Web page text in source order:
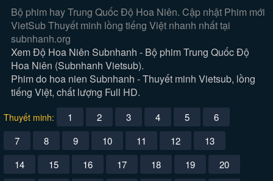
Bộ phim hay Trung Quốc Độ Hoa Niên. Cập nhật Phim mới
VietSub Thuyết minh lồng tiếng Việt nhanh nhất tại
subnhanh.org
Xem Độ Hoa Niên Subnhanh - Bộ phim Trung Quốc Độ
Hoa Niên (Subnhanh Vietsub).
Phim do hoa nien Subnhanh - Thuyết minh Vietsub, lồng
tiếng Việt, chất lượng Full HD.
Thuyết minh: 1 2 3 4 5
6
7
8 9 10 11 12
13
14
15 16 17 18 19
20